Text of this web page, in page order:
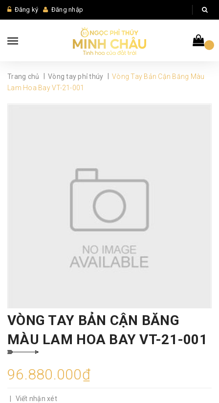
Đăng ký Đăng nhập
Trang chủ Vòng tay phỉ thúy
Vòng Tay Bản Cận Băng Màu
Lam Hoa Bay VT-21-001
VÒNG TAY BẢN CẬN BĂNG
MÀU LAM HOA BAY VT-21-001
96.880.000₫
Viết nhận xét